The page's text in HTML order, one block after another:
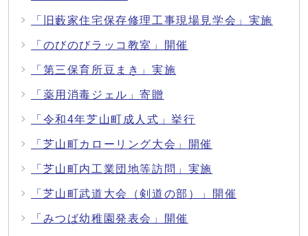
「旧藪家住宅保存修理工事現場見学会」実施
「のびのびラッコ教室」開催
「第三保育所豆まき」実施
「薬用消毒ジェル」寄贈
「令和4年芝山町成人式」挙行
「芝山町カローリング大会」開催
「芝山町内工業団地等訪問」実施
「芝山町武道大会（剣道の部）」開催
「みつば幼稚園発表会」開催